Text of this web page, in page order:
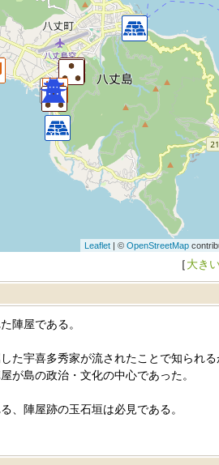
Leaflet| © OpenStreetMap
［大き
陣屋である。
た宇喜多秀家が流されたことで知られ
が島の政治・文化の中心であった。
、陣屋跡の玉石垣は必見である。